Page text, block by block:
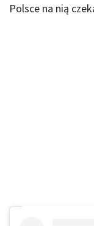
Polsce na nią